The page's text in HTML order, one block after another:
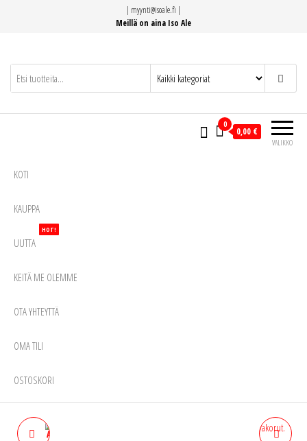
| myynti@isoale.fi |
Meillä on aina Iso Ale
VALIKKO
0
0,00 €
KOTI
KAUPPA
UUTTA
HOT!
KEITÄ ME OLEMME
OTA YHTEYTTÄ
OMA TILI
OSTOSKORI
ALPHA LOOM BY RAINBOW